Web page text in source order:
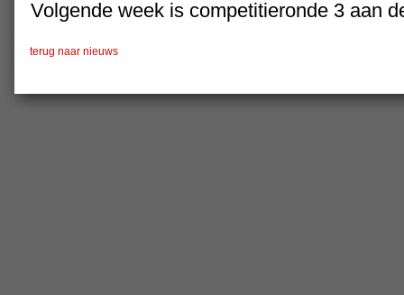
Volgende week is competitieronde 3 aan
terug naar nieuws